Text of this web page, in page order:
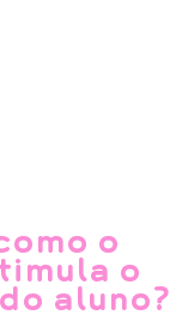
o
o
aluno?